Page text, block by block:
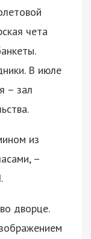
чета
В июле
– зал
из
–
дворце.